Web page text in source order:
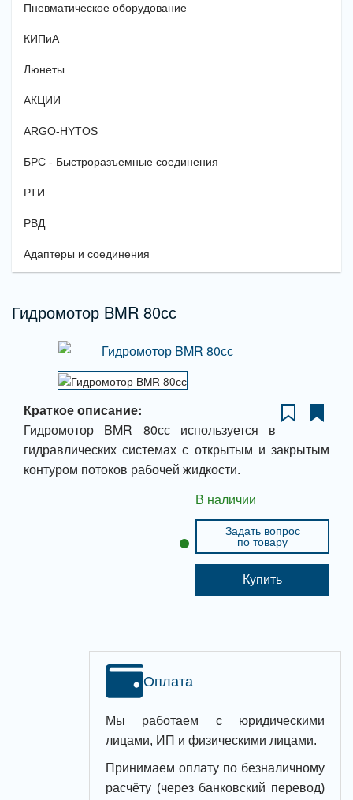
Пневматическое оборудование
КИПиА
Люнеты
АКЦИИ
ARGO-HYTOS
БРС - Быстроразъемные соединения
РТИ
РВД
Адаптеры и соединения
Гидромотор BMR 80сс
Краткое описание:
Гидромотор BMR 80сс используется в
гидравлических системах с открытым и закрытым
контуром потоков рабочей жидкости.
В наличии
Задать вопрос
по товару
Купить
Оплата
Мы работаем с юридическими
лицами, ИП и физическими лицами.
Принимаем оплату по безналичному
расчёту (через банковский перевод)